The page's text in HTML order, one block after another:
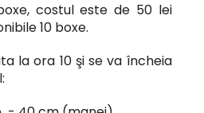
costul este de 50 lei
10 boxe.
la ora 10 şi se va încheia